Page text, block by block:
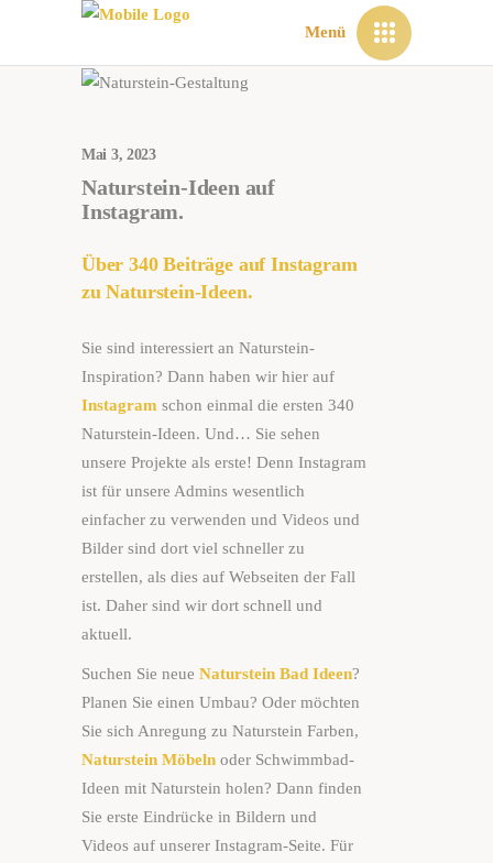
Menü
Mai 3, 2023
Naturstein-Ideen auf
Instagram.
Über 340 Beiträge auf Instagram
zu Naturstein-Ideen.
Sie sind interessiert an Naturstein-
Inspiration? Dann haben wir hier auf
Instagram schon einmal die ersten 340
Naturstein-Ideen. Und… Sie sehen
unsere Projekte als erste! Denn Instagram
ist für unsere Admins wesentlich
einfacher zu verwenden und Videos und
Bilder sind dort viel schneller zu
erstellen, als dies auf Webseiten der Fall
ist. Daher sind wir dort schnell und
aktuell.
Suchen Sie neue Naturstein Bad Ideen?
Planen Sie einen Umbau? Oder möchten
Sie sich Anregung zu Naturstein Farben,
Naturstein Möbeln oder Schwimmbad-
Ideen mit Naturstein holen? Dann finden
Sie erste Eindrücke in Bildern und
Videos auf unserer Instagram-Seite. Für